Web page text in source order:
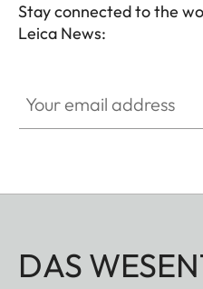
Stay connected to the
Leica News:
DAS